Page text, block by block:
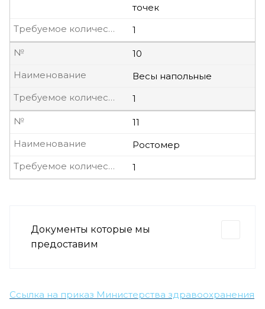
точек
1
Требуемое количество, шт
10
№
Весы напольные
Наименование
1
Требуемое количество, шт
11
№
Ростомер
Наименование
1
Требуемое количество, шт
Документы которые мы
предоставим
Ссылка на приказ Министерства здравоохранения